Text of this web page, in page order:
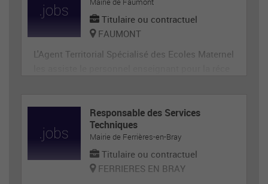
Titulaire ou contractuel
FAUMONT
L'Agent Territorial Spécialisé des Ecoles Maternel
ux et le matériel servant directement aux enfant
s. En tant que membre de la communauté éduca
tive, il p
Responsable des Services
Techniques
Mairie de Ferrières-en-Bray
Titulaire ou contractuel
FERRIERES EN BRAY